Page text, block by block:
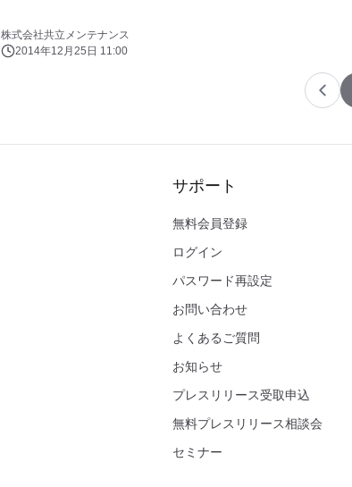
株式会社共立メンテナンス
2014年12月25日 11:00
サポート
無料会員登録
ログイン
パスワード再設定
お問い合わせ
よくあるご質問
お知らせ
プレスリリース受取申込
無料プレスリリース相談会
セミナー